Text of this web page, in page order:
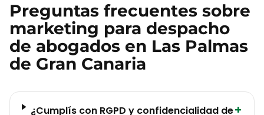
Preguntas frecuentes sobre
marketing para despacho
de abogados en Las Palmas
de Gran Canaria
¿Cumplís con RGPD y confidencialidad de+